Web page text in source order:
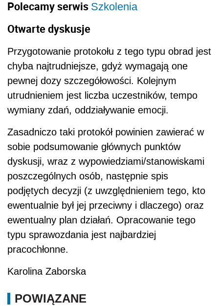
Polecamy serwis Szkolenia
Otwarte dyskusje
Przygotowanie protokołu z tego typu obrad jest
chyba najtrudniejsze, gdyż wymagają one
pewnej dozy szczegółowości. Kolejnym
utrudnieniem jest liczba uczestników, tempo
wymiany zdań, oddziaływanie emocji.
Zasadniczo taki protokół powinien zawierać w
sobie podsumowanie głównych punktów
dyskusji, wraz z wypowiedziami/stanowiskami
poszczególnych osób, następnie spis
podjętych decyzji (z uwzględnieniem tego, kto
ewentualnie był jej przeciwny i dlaczego) oraz
ewentualny plan działań. Opracowanie tego
typu sprawozdania jest najbardziej
pracochłonne.
Karolina Zaborska
POWIĄZANE